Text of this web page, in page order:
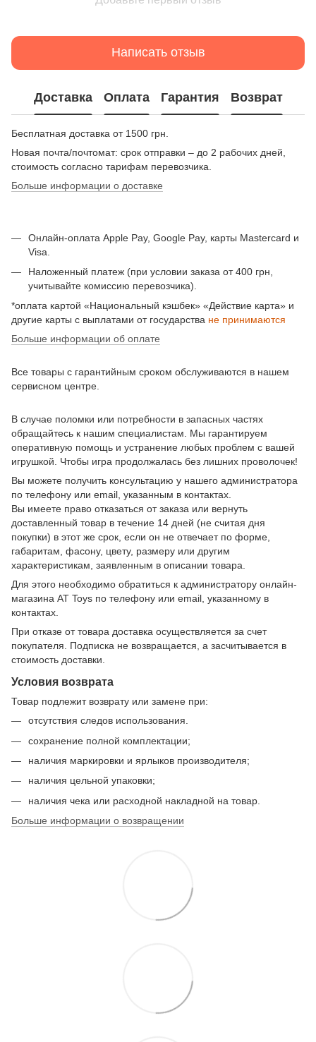
Написать отзыв
Доставка Оплата Гарантия Возврат
Бесплатная доставка от 1500 грн.
Новая почта/почтомат: срок отправки – до 2 рабочих дней,
стоимость согласно тарифам перевозчика.
Больше информации о доставке
Онлайн-оплата Apple Pay, Google Pay, карты Mastercard и
Visa.
Наложенный платеж (при условии заказа от 400 грн,
учитывайте комиссию перевозчика).
*оплата картой «Национальный кэшбек» «Действие карта» и
другие карты с выплатами от государства не принимаются
Больше информации об оплате
Все товары с гарантийным сроком обслуживаются в нашем
сервисном центре.
В случае поломки или потребности в запасных частях
обращайтесь к нашим специалистам. Мы гарантируем
оперативную помощь и устранение любых проблем с вашей
игрушкой. Чтобы игра продолжалась без лишних проволочек!
Вы можете получить консультацию у нашего администратора
по телефону или email, указанным в контактах.
Вы имеете право отказаться от заказа или вернуть
доставленный товар в течение 14 дней (не считая дня
покупки) в этот же срок, если он не отвечает по форме,
габаритам, фасону, цвету, размеру или другим
характеристикам, заявленным в описании товара.
Для этого необходимо обратиться к администратору онлайн-
магазина AT Toys по телефону или email, указанному в
контактах.
При отказе от товара доставка осуществляется за счет
покупателя. Подписка не возвращается, а засчитывается в
стоимость доставки.
Условия возврата
Товар подлежит возврату или замене при:
отсутствия следов использования.
сохранение полной комплектации;
наличия маркировки и ярлыков производителя;
наличия цельной упаковки;
наличия чека или расходной накладной на товар.
Больше информации о возвращении